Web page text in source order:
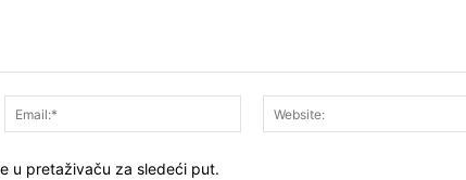
Email:*
u pretaživaču za sledeći put.